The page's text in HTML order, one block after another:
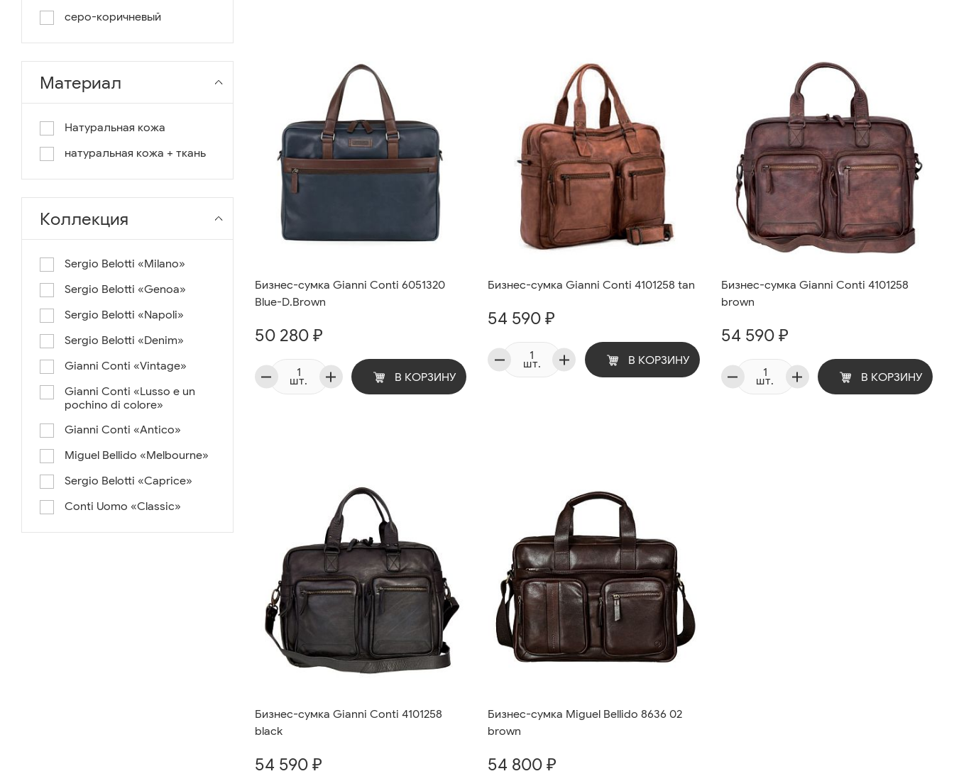
серо-коричневый
Материал
Натуральная кожа
натуральная кожа + ткань
Коллекция
Sergio Belotti «Milano»
Sergio Belotti «Genoa»
Sergio Belotti «Napoli»
Sergio Belotti «Denim»
Gianni Conti «Vintage»
Gianni Conti «Lusso e un
pochino di colore»
Gianni Conti «Antico»
Miguel Bellido «Melbourne»
Sergio Belotti «Caprice»
Conti Uomo «Classic»
Бизнес-сумка Gianni Conti 6051320
Blue-D.Brown
50 280 ₽
шт. В КОРЗИНУ
Бизнес-сумка Gianni Conti 4101258 tan
54 590 ₽
шт. В КОРЗИНУ
Бизнес-сумка Gianni Conti 4101258
brown
54 590 ₽
шт. В КОРЗИНУ
Бизнес-сумка Gianni Conti 4101258
black
54 590 ₽
Бизнес-сумка Miguel Bellido 8636 02
brown
54 800 ₽